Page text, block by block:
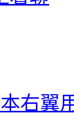
右翼